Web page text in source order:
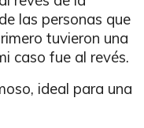
las personas que
tuvieron una
caso fue al revés.
ideal para una